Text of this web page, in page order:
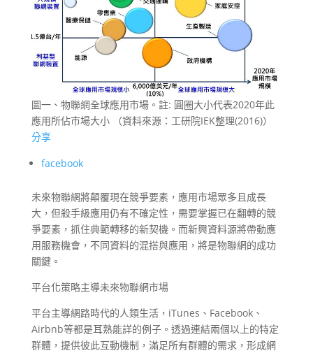
圖一、物聯網全球應用市場。註: 圓圈大小代表2020年此
應用所佔市場大小 （資料來源：工研院IEK整理(2016)）
分享
facebook
未來物聯網將顛覆現在競爭要素，應用市場眾多且成長
大，但殺手級應用仍有不確定性，需要掌握已在翻轉的競
爭要素，抓住典範轉移的新契機。而新興資料源將帶動應
用服務機會，不同資料的混搭與應用，將是物聯網的成功
關鍵。
平台化策略主導未來物聯網市場
平台主導網路時代的人類生活，iTunes、Facebook、
Airbnb等都是耳熟能詳的例子。透過連結兩個以上的特定
群體，提供彼此互動機制，滿足所有群體的需求，形成網